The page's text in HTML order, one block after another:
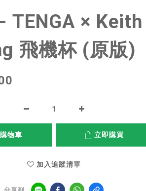
TENGA × Keith
飛機杯 (原版)
物車 立即購買
加入追蹤清單